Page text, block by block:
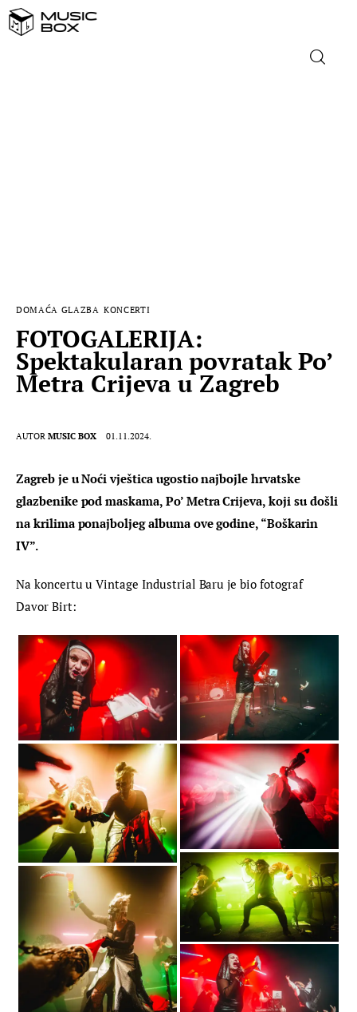
DOMAĆA GLAZBA KONCERTI
FOTOGALERIJA:
Spektakularan povratak Po’
Metra Crijeva u Zagreb
AUTOR MUSIC BOX 01.11.2024.
Zagreb je u Noći vještica ugostio najbojle hrvatske
glazbenike pod maskama, Po’ Metra Crijeva, koji su došli
na krilima ponajboljeg albuma ove godine, “Boškarin
IV”.
Na koncertu u Vintage Industrial Baru je bio fotograf
Davor Birt: